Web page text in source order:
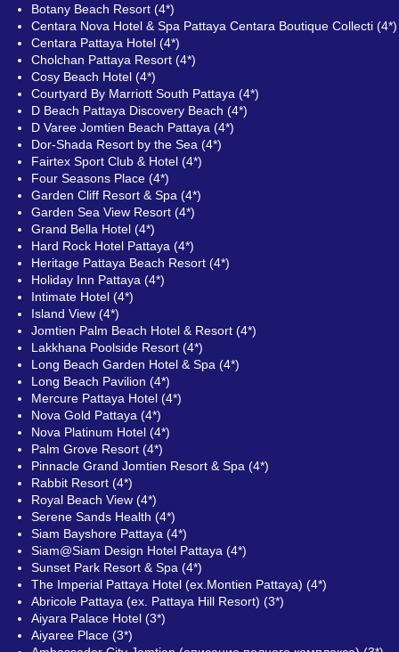
Botany Beach Resort (4*)
Centara Nova Hotel & Spa Pattaya Centara Boutique Collecti (4*)
Centara Pattaya Hotel (4*)
Cholchan Pattaya Resort (4*)
Cosy Beach Hotel (4*)
Courtyard By Marriott South Pattaya (4*)
D Beach Pattaya Discovery Beach (4*)
D Varee Jomtien Beach Pattaya (4*)
Dor-Shada Resort by the Sea (4*)
Fairtex Sport Club & Hotel (4*)
Four Seasons Place (4*)
Garden Cliff Resort & Spa (4*)
Garden Sea View Resort (4*)
Grand Bella Hotel (4*)
Hard Rock Hotel Pattaya (4*)
Heritage Pattaya Beach Resort (4*)
Holiday Inn Pattaya (4*)
Intimate Hotel (4*)
Island View (4*)
Jomtien Palm Beach Hotel & Resort (4*)
Lakkhana Poolside Resort (4*)
Long Beach Garden Hotel & Spa (4*)
Long Beach Pavilion (4*)
Mercure Pattaya Hotel (4*)
Nova Gold Pattaya (4*)
Nova Platinum Hotel (4*)
Palm Grove Resort (4*)
Pinnacle Grand Jomtien Resort & Spa (4*)
Rabbit Resort (4*)
Royal Beach View (4*)
Serene Sands Health (4*)
Siam Bayshore Pattaya (4*)
Siam@Siam Design Hotel Pattaya (4*)
Sunset Park Resort & Spa (4*)
The Imperial Pattaya Hotel (ex.Montien Pattaya) (4*)
Abricole Pattaya (ex. Pattaya Hill Resort) (3*)
Aiyara Palace Hotel (3*)
Aiyaree Place (3*)